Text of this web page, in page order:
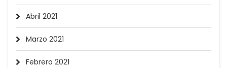
Abril 2021
Marzo 2021
Febrero 2021